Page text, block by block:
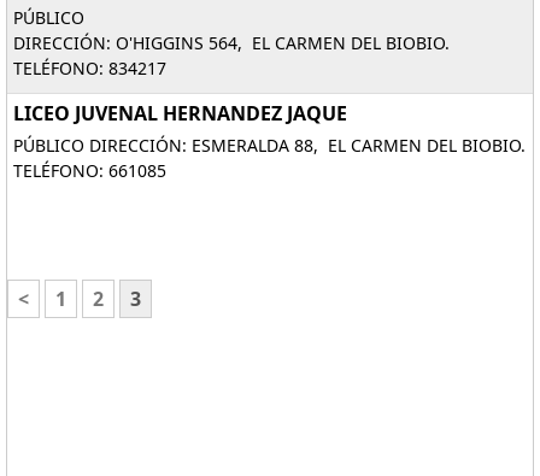
PÚBLICO
DIRECCIÓN: O'HIGGINS 564, EL CARMEN DEL BIOBIO.
TELÉFONO: 834217
LICEO JUVENAL HERNANDEZ JAQUE
PÚBLICO DIRECCIÓN: ESMERALDA 88, EL CARMEN DEL BIOBIO.
TELÉFONO: 661085
< 1 2 3